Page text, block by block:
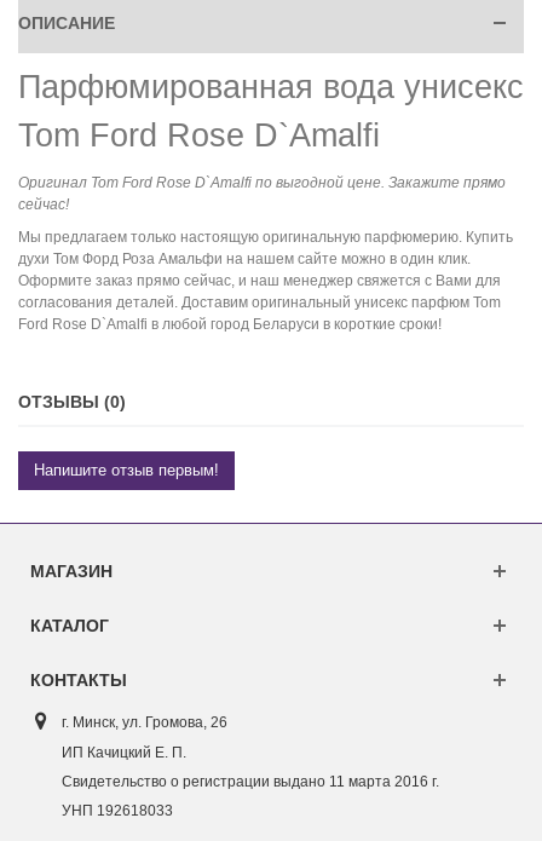
ОПИСАНИЕ
Парфюмированная вода унисекс
Tom Ford Rose D`Amalfi
Оригинал Tom Ford Rose D`Amalfi по выгодной цене. Закажите прямо
сейчас!
Мы предлагаем только настоящую оригинальную парфюмерию. Купить
духи Том Форд Роза Амальфи на нашем сайте можно в один клик.
Оформите заказ прямо сейчас, и наш менеджер свяжется с Вами для
согласования деталей. Доставим оригинальный унисекс парфюм Tom
Ford Rose D`Amalfi в любой город Беларуси в короткие сроки!
ОТЗЫВЫ (0)
Напишите отзыв первым!
МАГАЗИН
КАТАЛОГ
КОНТАКТЫ
г. Минск, ул. Громова, 26
ИП Качицкий Е. П.
Свидетельство о регистрации выдано 11 марта 2016 г.
УНП 192618033